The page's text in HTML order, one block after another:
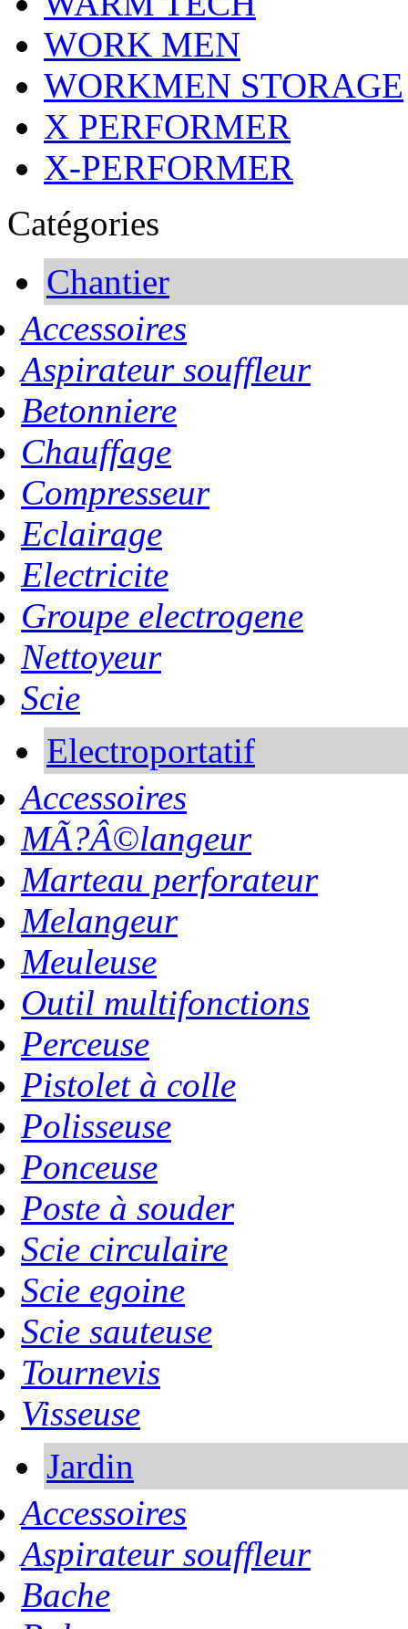
WORK MEN
WORKMEN STORAGE
X PERFORMER
X-PERFORMER
Catégories
Chantier
Accessoires
Aspirateur souffleur
Betonniere
Chauffage
Compresseur
Eclairage
Electricite
Groupe electrogene
Nettoyeur
Scie
Electroportatif
Accessoires
MÃ?Â©langeur
Marteau perforateur
Melangeur
Meuleuse
Outil multifonctions
Perceuse
Pistolet à colle
Polisseuse
Ponceuse
Poste à souder
Scie circulaire
Scie egoine
Scie sauteuse
Tournevis
Visseuse
Jardin
Accessoires
Aspirateur souffleur
Bache